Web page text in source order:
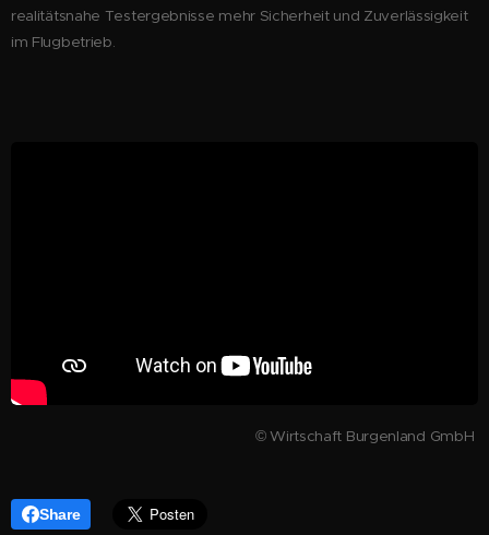
realitätsnahe Testergebnisse mehr Sicherheit und Zuverlässigkeit
im Flugbetrieb.
© Wirtschaft Burgenland GmbH
Share